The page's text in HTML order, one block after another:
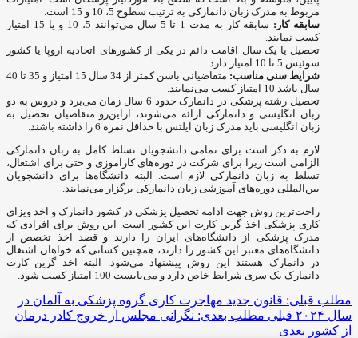
مربوط به مدرک زبان دانمارکی به ترتیب سطوح 5، 10 و 15 است.
سابقه کار :
سابقه کار به مدت 1 تا 5 سال می‌توانند 5، 10 و یا 15 امتیاز
کسب نمایند.
تحصیل یا یک سال اقامت دائم در یکی از کشورهای اتحادیه اروپا یا کشور
سوئیس 5 تا 10 امتیاز دارد.
شرایط سنی مناسب:
متقاضیانی باسن کمتر از 34 سال 15 امتیاز و 35 تا 40
سال باشد 10 امتیاز کسب می‌نمایند.
تحصیل رشته پزشکی در دانمارک حدود 6 سال زمان می‌برد و دروس به دو
زبان انگلیسی و دانمارکی ارائه می‌شوند، ازاین‌رو متقاضیان تحصیل به
زبان انگلیسی باید مدرک زبان آیلتس با حداقل نمره 6 را داشته باشند.
لازم به ذکر است برای تمامی دانشجویان تسلط کامل به زبان دانمارکی
الزامی است زیرا برای شرکت در دوره‌های کارآموزی و حتی برای اشتغال،
تسلط به زبان دانمارکی لازم است. البته دانشگاه‌ها برای دانشجویان
بین‌المللی دوره‌های آموزشی زبان دانمارکی برگزار می‌نمایند.
راحت‌ترین روش جهت ادامه تحصیل پزشکی در کشور دانمارک و اخذ ویزای
کاری پزشکی اخذ گرین کارت این کشور است. این روش برای افرادی که
مدرک پزشکی از دانشگاه‌های ایران را دارند و قصد اخذ تخصص از
دانشگاه‌های معتبر این کشور را دارند، همچنین کسانی که خواهان اشتغال
در دانمارک هستند این روش پیشنهاد می‌شود. البته اخذ گرین کارت
دانمارک یک سری شرایط خاص دارد و می‌بایست 100 امتیاز کسب شود.
مطلب قبلی: قانون جدید مهاجرت کاری گروه پزشکی به آلمان در
سال ۲۰۲۴
قبلی مطلب بعدی: نگرانی مجلس از خروج کادر درمان
از کشور بعدی